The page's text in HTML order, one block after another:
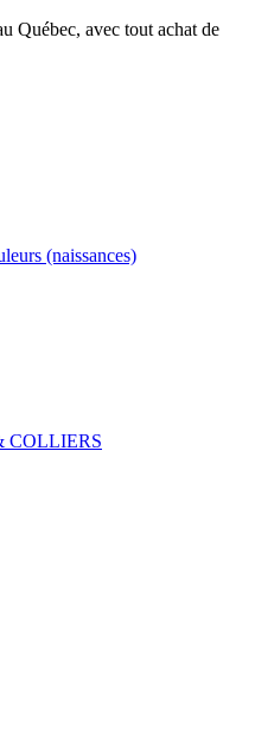
Québec, avec tout achat de
(naissances)
COLLIERS